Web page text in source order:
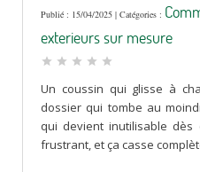
Publié : 15/04/2025 | Catégories :
exterieurs sur mesure
star star star star star
Un coussin qui glisse à
dossier qui tombe au
qui devient inutilisable dès
frustrant, et ça casse